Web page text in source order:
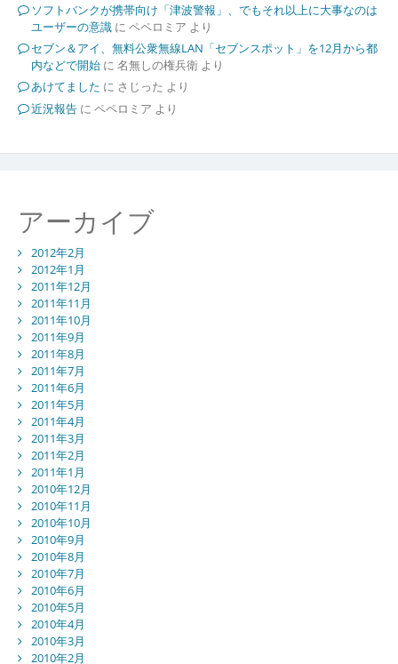
ソフトバンクが携帯向け「津波警報」、でもそれ以上に大事なのは
ユーザーの意識に ペペロミア より
セブン＆アイ、無料公衆無線LAN「セブンスポット」を12月から都
内などで開始に 名無しの権兵衛より
あけてました に さじった より
近況報告に ペペロミア より
アーカイブ
2012年2月
2012年1月
2011年12月
2011年11月
2011年10月
2011年9月
2011年8月
2011年7月
2011年6月
2011年5月
2011年4月
2011年3月
2011年2月
2011年1月
2010年12月
2010年11月
2010年10月
2010年9月
2010年8月
2010年7月
2010年6月
2010年5月
2010年4月
2010年3月
2010年2月